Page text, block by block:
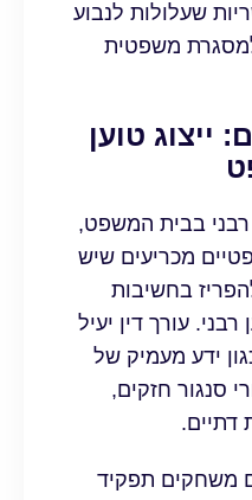
שעלולות לנבוע
משפטית
ייצוג טוען
רבני בבית המשפט,
מכריעים שיש
בחשיבות
עורך דין יעיל
ידע מעמיק של
סנגור חזקים,
דתיים.
משחקים תפקיד